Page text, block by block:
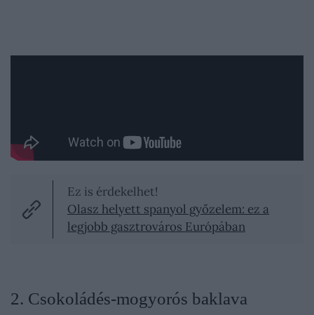
Ez is érdekelhet!
Olasz helyett spanyol győzelem: ez a
legjobb gasztrováros Európában
2. Csokoládés-mogyorós baklava